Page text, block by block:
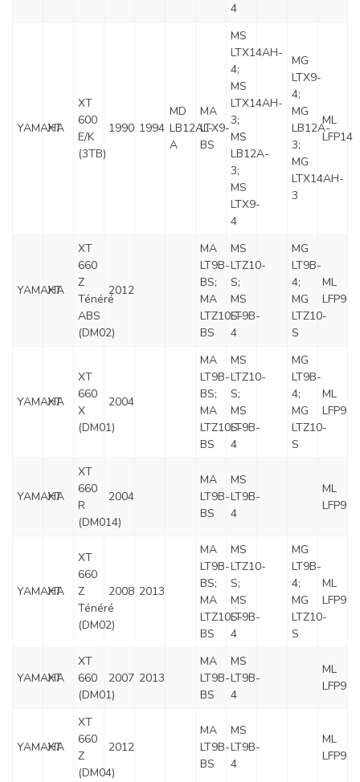
4
YAMAHA
XT
XT
600
E/K
(3TB)
1990 1994
MD
LB12AL-
A
MA
LTX9-
BS
MS
LTX14AH-
4;
MS
LTX14AH-
3;
MS
LB12A-
3;
MS
LTX9-
4
MG
LTX9-
4;
MG
LB12A-
3;
MG
LTX14AH-
3
ML
LFP14
YAMAHA
XT
XT
660
Z
Ténéré
ABS
(DM02)
2012
MA
LT9B-
BS;
MA
LTZ10S-
BS
MS
LTZ10-
S;
MS
LT9B-
4
MG
LT9B-
4;
MG
LTZ10-
S
ML
LFP9
YAMAHA
XT
XT
660
X
(DM01)
2004
MA
LT9B-
BS;
MA
LTZ10S-
BS
MS
LTZ10-
S;
MS
LT9B-
4
MG
LT9B-
4;
MG
LTZ10-
S
ML
LFP9
YAMAHA
XT
XT
660
R
(DM014)
2004
MA
LT9B-
BS
MS
LT9B-
4
ML
LFP9
YAMAHA
XT
XT
660
Z
Ténéré
(DM02)
2008 2013
MA
LT9B-
BS;
MA
LTZ10S-
BS
MS
LTZ10-
S;
MS
LT9B-
4
MG
LT9B-
4;
MG
LTZ10-
S
ML
LFP9
YAMAHA
XT
XT
660
(DM01)
2007 2013
MA
LT9B-
BS
MS
LT9B-
4
ML
LFP9
YAMAHA
XT
XT
660
Z
(DM04)
2012
MA
LT9B-
BS
MS
LT9B-
4
ML
LFP9